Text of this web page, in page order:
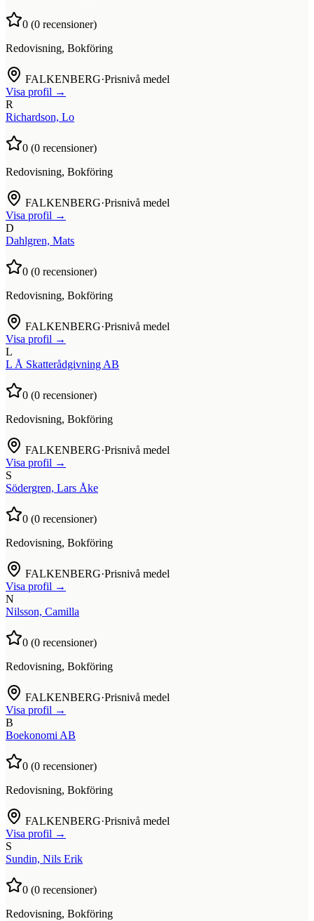
0 (0 recensioner)
Redovisning, Bokföring
FALKENBERG·Prisnivå medel
Visa profil →
R
Richardson, Lo
0 (0 recensioner)
Redovisning, Bokföring
FALKENBERG·Prisnivå medel
Visa profil →
D
Dahlgren, Mats
0 (0 recensioner)
Redovisning, Bokföring
FALKENBERG·Prisnivå medel
Visa profil →
L
L Å Skatterådgivning AB
0 (0 recensioner)
Redovisning, Bokföring
FALKENBERG·Prisnivå medel
Visa profil →
S
Södergren, Lars Åke
0 (0 recensioner)
Redovisning, Bokföring
FALKENBERG·Prisnivå medel
Visa profil →
N
Nilsson, Camilla
0 (0 recensioner)
Redovisning, Bokföring
FALKENBERG·Prisnivå medel
Visa profil →
B
Boekonomi AB
0 (0 recensioner)
Redovisning, Bokföring
FALKENBERG·Prisnivå medel
Visa profil →
S
Sundin, Nils Erik
0 (0 recensioner)
Redovisning, Bokföring